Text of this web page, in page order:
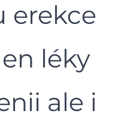
erekce
léky
ale i